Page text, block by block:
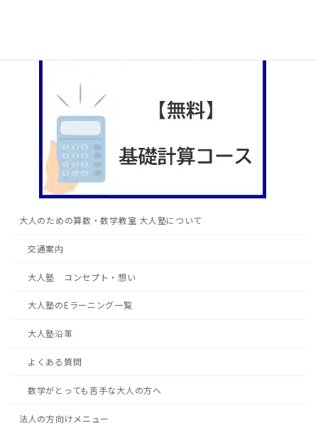
大人のための算数・数学教室 大人塾について
交通案内
大人塾 コンセプト・想い
大人塾のEラーニング一覧
大人塾沿革
よくある質問
数学がとっても苦手な大人の方へ
法人の方向けメニュー